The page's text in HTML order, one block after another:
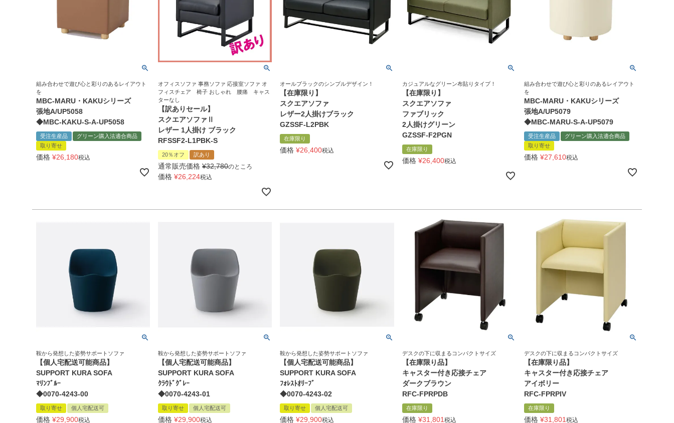
組み合わせで遊び心と彩りのあるレイアウト
を
MBC-MARU・KAKUシリーズ
張地A/UP5058
◆MBC-KAKU-S-A-UP5058
受注生産品
グリーン購入法適合商品
取り寄せ
価格 ¥26,180税込
オフィスソファ 事務ソファ 応接室ソファ オ
フィスチェア 椅子 おしゃれ 腰痛 キャス
ターなし
【訳ありセール】
スクエアソファⅡ
レザー 1人掛け ブラック
RFSSF2-L1PBK-S
20％オフ 訳あり
通常販売価格 ¥32,780のところ
価格 ¥26,224税込
オールブラックのシンプルデザイン！
【在庫限り】
スクエアソファ
レザー2人掛けブラック
GZSSF-L2PBK
在庫限り
価格 ¥26,400税込
カジュアルなグリーン布貼りタイプ！
【在庫限り】
スクエアソファ
ファブリック
2人掛けグリーン
GZSSF-F2PGN
在庫限り
価格 ¥26,400税込
組み合わせで遊び心と彩りのあるレイアウト
を
MBC-MARU・KAKUシリーズ
張地A/UP5079
◆MBC-MARU-S-A-UP5079
受注生産品
グリーン購入法適合商品
取り寄せ
価格 ¥27,610税込
鞍から発想した姿勢サポートソファ
【個人宅配送可能商品】
SUPPORT KURA SOFA
ﾏﾘﾝﾌﾞﾙｰ
◆0070-4243-00
取り寄せ 個人宅配送可
価格 ¥29,900税込
鞍から発想した姿勢サポートソファ
【個人宅配送可能商品】
SUPPORT KURA SOFA
ｸﾗｳﾄﾞｸﾞﾚｰ
◆0070-4243-01
取り寄せ 個人宅配送可
価格 ¥29,900税込
鞍から発想した姿勢サポートソファ
【個人宅配送可能商品】
SUPPORT KURA SOFA
ﾌｫﾚｽﾄｵﾘｰﾌﾞ
◆0070-4243-02
取り寄せ 個人宅配送可
価格 ¥29,900税込
デスクの下に収まるコンパクトサイズ
【在庫限り品】
キャスター付き応接チェア
ダークブラウン
RFC-FPRPDB
在庫限り
価格 ¥31,801 税込
デスクの下に収まるコンパクトサイズ
【在庫限り品】
キャスター付き応接チェア
アイボリー
RFC-FPRPIV
在庫限り
価格 ¥31,801 税込